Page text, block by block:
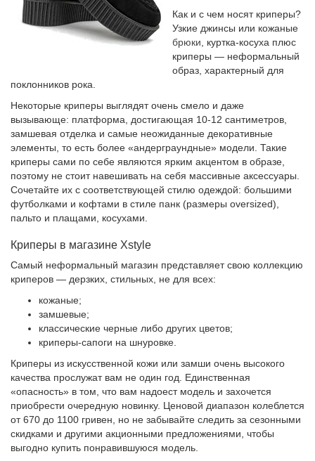
Как и с чем носят криперы?
Узкие джинсы или кожаные
брюки, куртка-косуха плюс
криперы — неформальный
образ, характерный для
поклонников рока.
Некоторые криперы выглядят очень смело и даже
вызывающе: платформа, достигающая 10-12 сантиметров,
замшевая отделка и самые неожиданные декоративные
элементы, то есть более «андерграундные» модели. Такие
криперы сами по себе являются ярким акцентом в образе,
поэтому не стоит навешивать на себя массивные аксессуары.
Сочетайте их с соответствующей стилю одеждой: большими
футболками и кофтами в стиле панк (размеры oversized),
пальто и плащами, косухами.
Криперы в магазине Xstyle
Самый неформальный магазин представляет свою коллекцию
криперов — дерзких, стильных, не для всех:
кожаные;
замшевые;
классические черные либо других цветов;
криперы-сапоги на шнуровке.
Криперы из искусственной кожи или замши очень высокого
качества прослужат вам не один год. Единственная
«опасность» в том, что вам надоест модель и захочется
приобрести очередную новинку. Ценовой диапазон колеблется
от 670 до 1100 гривен, но не забывайте следить за сезонными
скидками и другими акционными предложениями, чтобы
выгодно купить понравившуюся модель.